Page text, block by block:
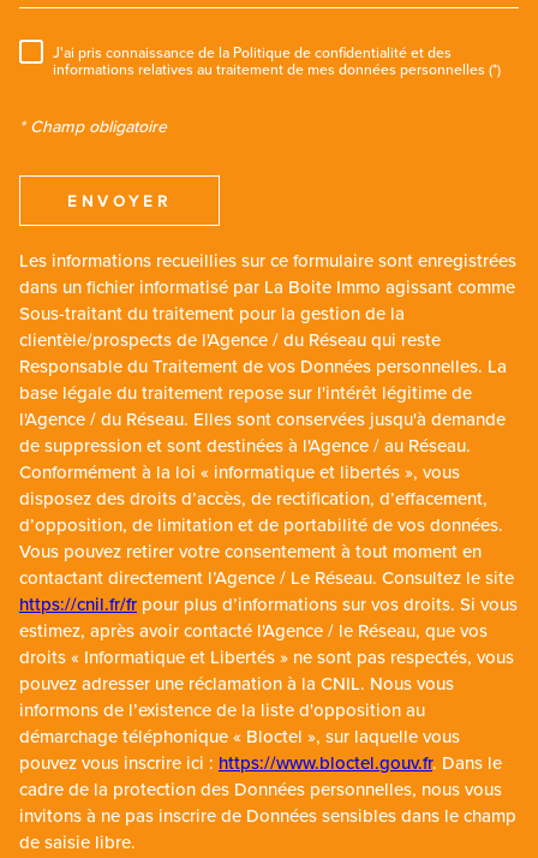
RÈGLEMENTATION
J'ai pris connaissance de la Politique de confidentialité et des
informations relatives au traitement de mes données personnelles (*)
* Champ obligatoire
ENVOYER
Les informations recueillies sur ce formulaire sont enregistrées
dans un fichier informatisé par La Boite Immo agissant comme
Sous-traitant du traitement pour la gestion de la
clientèle/prospects de l'Agence / du Réseau qui reste
Responsable du Traitement de vos Données personnelles. La
base légale du traitement repose sur l'intérêt légitime de
l'Agence / du Réseau. Elles sont conservées jusqu'à demande
de suppression et sont destinées à l'Agence / au Réseau.
Conformément à la loi « informatique et libertés », vous
disposez des droits d’accès, de rectification, d’effacement,
d’opposition, de limitation et de portabilité de vos données.
Vous pouvez retirer votre consentement à tout moment en
contactant directement l’Agence / Le Réseau. Consultez le site
https://cnil.fr/fr pour plus d’informations sur vos droits. Si vous
estimez, après avoir contacté l'Agence / le Réseau, que vos
droits « Informatique et Libertés » ne sont pas respectés, vous
pouvez adresser une réclamation à la CNIL. Nous vous
informons de l’existence de la liste d'opposition au
démarchage téléphonique « Bloctel », sur laquelle vous
pouvez vous inscrire ici : https://www.bloctel.gouv.fr. Dans le
cadre de la protection des Données personnelles, nous vous
invitons à ne pas inscrire de Données sensibles dans le champ
de saisie libre.